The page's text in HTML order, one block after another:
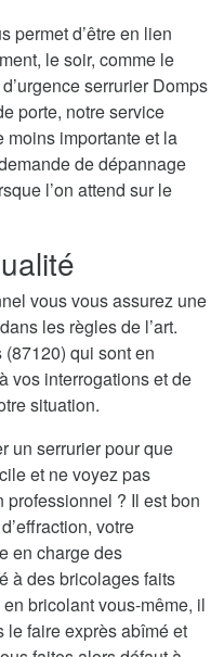
permet d’être en lien
le soir, comme le
serrurier Domps
porte, notre service
moins importante et la
de dépannage
l’on attend sur le
vous vous assurez une
les règles de l’art.
qui sont en
vos interrogations et de
situation.
un serrurier pour que
et ne voyez pas
professionnel ? Il est bon
votre
en charge des
à des bricolages faits
bricolant vous-même, il
faire exprès abîmé et